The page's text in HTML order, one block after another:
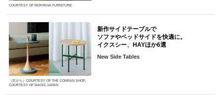
COURTESY OF MONTANA FURNITURE
（左から）COURTESY OF THE CONRAN SHOP,
COURTESY OF MAGIS JAPAN
新作サイドテーブルで
ソファやベッドサイドを快適に。
イクスシー、HAYほか6選
New Side Tables